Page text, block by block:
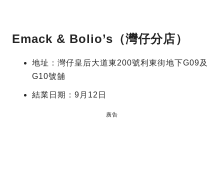
Emack & Bolio’s（灣仔分店）
地址：灣仔皇后大道東200號利東街地下G09及
G10號舖
結業日期：9月12日
廣告